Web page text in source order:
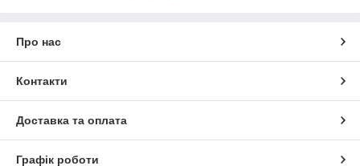
Про нас
Контакти
Доставка та оплата
Графік роботи